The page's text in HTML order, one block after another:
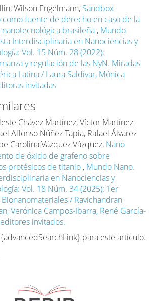
CuO and ZnO nanoparticles
cell signaling processes relevant
J Agric Food Chem., 66(26): 6513-
10.1021/acs.jafc.7b01302.
Alexis B. Gillmore, Yingxue Yu,
M. DeBruyn, Sean M. Schaeffer,
(2023). Formation, behavior,
impact of micro- and nanoplastics on
(a review). NanoImpact.,
10.1016/j.impact.2023.100474 .
David Demortain, Bilel Benbouzid.
of anticipatory expertise: plurality
of futures knowledge in governance
to the special issue. Science &
32(4): 2-12.
10.23987/sts.87369.
y Berger Filho, Airton. (2021). Nano-
regulación y, ¿nano-ciudadanía? Un
normativos en Brasil y
Nano. Revista Interdisciplinaria en
15(28): 1e-26e.
10.22201/ceiich.24485691e.2022.28.69659
Wilson Engelmann, Sandbox
como fuente de derecho en caso de la
brasileña , Mundo
Interdisciplinaria en Nanociencias y
Vol. 15 Núm. 28 (2022):
y regulación de las NyN. Miradas
Latina / Laura Saldívar, Mónica
invitadas
Chávez Martínez, Víctor Martínez
Alfonso Núñez Tapia, Rafael Álvarez
Carolina Vázquez Vázquez, Nano
de óxido de grafeno sobre
protésicos de titanio , Mundo Nano.
en Nanociencias y
Vol. 18 Núm. 34 (2025): 1er
/ Ravichandran
Verónica Campos-Ibarra, René García-
invitados.
para este artículo.